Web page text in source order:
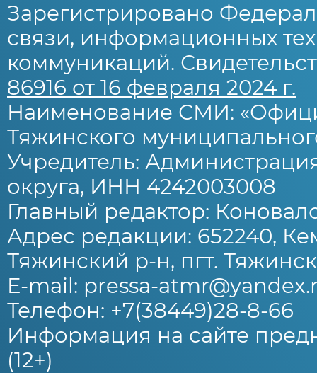
Зарегистрировано
связи, информационных
коммуникаций.
86916 от 16 февраля 2024 г.
Наименование СМИ:
Тяжинского
Учредитель:
округа, ИНН 4242003008
Главный редактор:
Адрес редакции: 652240,
Тяжинский р-н, пгт.
E-mail: pressa-
Телефон: +7(38449)28-8-66
Информация на сайте
(12+)